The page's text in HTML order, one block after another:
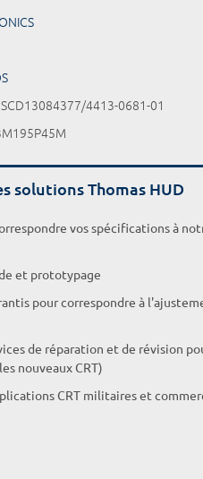
SCD13084377/4413-0681-01
solutions Thomas HUD
vos spécifications à
et prototypage
pour correspondre à
de réparation et de révision
nouveaux CRT)
CRT militaires et